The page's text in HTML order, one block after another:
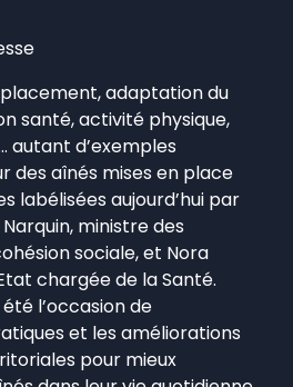
adaptation du
santé, activité physique,
autant d’exemples
des aînés mises en place
labélisées aujourd’hui par
ministre des
sociale, et Nora
chargée de la Santé.
l’occasion de
et les améliorations
pour mieux